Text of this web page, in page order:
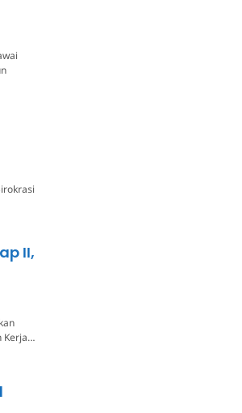
II,
Kerja…